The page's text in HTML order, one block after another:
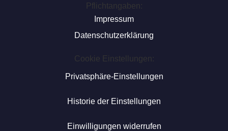
Pflichtangaben:
Impressum
Datenschutzerklärung
Cookie Einstellungen:
Privatsphäre-Einstellungen
Historie der Einstellungen
Einwilligungen widerrufen